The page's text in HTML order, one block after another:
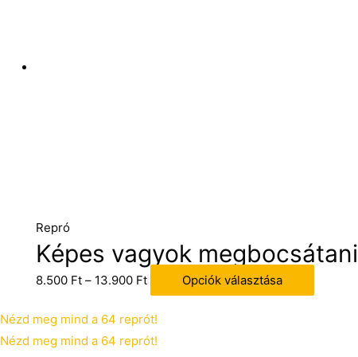
Repró
Képes vagyok megbocsátani
8.500 Ft – 13.900 Ft Opciók választása
Nézd meg mind a 64 reprót!
Nézd meg mind a 64 reprót!